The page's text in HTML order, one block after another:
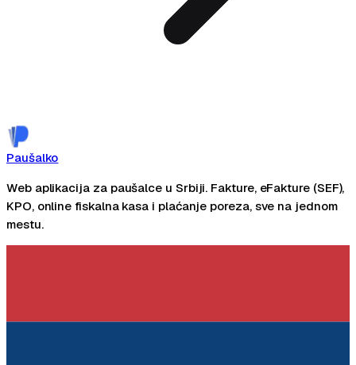
Paušalko
Web aplikacija za paušalce u Srbiji. Fakture, eFakture (SEF),
KPO, online fiskalna kasa i plaćanje poreza, sve na jednom
mestu.